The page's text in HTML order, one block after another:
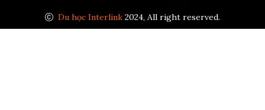
Du học Interlink 2024, All right reserved.